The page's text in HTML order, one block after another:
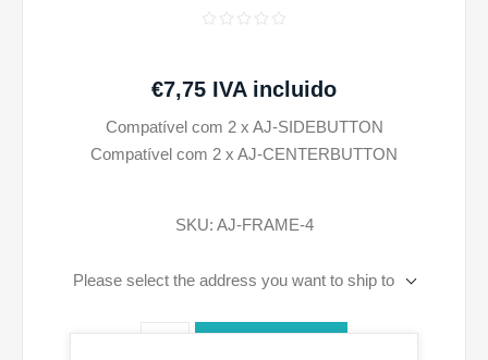
€7,75 IVA incluido
Compatível com 2 x AJ-SIDEBUTTON
Compatível com 2 x AJ-CENTERBUTTON
SKU: AJ-FRAME-4
Please select the address you want to ship to